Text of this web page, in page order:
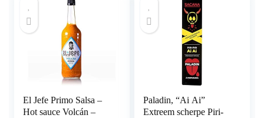
El Jefe Primo Salsa –
Hot sauce Volcán –
Paladin, “Ai Ai”
Extreem scherpe Piri-